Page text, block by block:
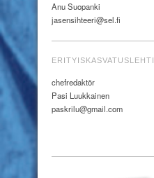
Anu Suopanki
jasensihteeri@sel.fi
ERITYISKASVATUSLEHTI
chefredaktör
Pasi Luukkainen
paskrilu@gmail.com